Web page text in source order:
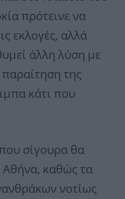
πρότεινε να
εκλογές, αλλά
άλλη λύση με
της
κάτι που
σίγουρα θα
Αθήνα, καθώς τα
νοτίως